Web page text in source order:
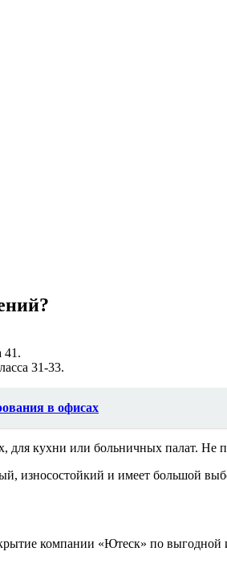
41.
31-33.
в офисах
кухни или больничных палат. Не
износостойкий и имеет большой
компании «Ютеск» по выгодной